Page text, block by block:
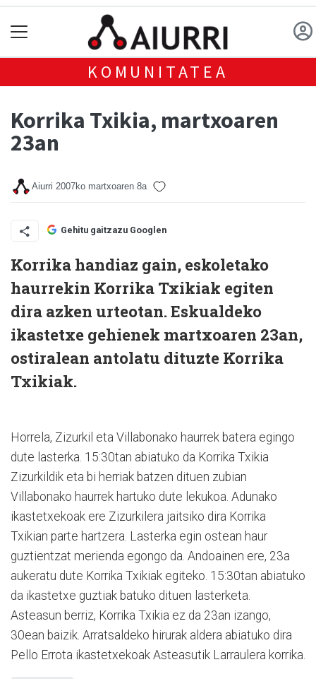
KOMUNITATEA
Korrika Txikia, martxoaren
23an
Aiurri 2007ko martxoaren 8a
Gehitu gaitzazu Googlen
Korrika handiaz gain, eskoletako
haurrekin Korrika Txikiak egiten
dira azken urteotan. Eskualdeko
ikastetxe gehienek martxoaren 23an,
ostiralean antolatu dituzte Korrika
Txikiak.
Horrela, Zizurkil eta Villabonako haurrek batera egingo
dute lasterka. 15:30tan abiatuko da Korrika Txikia
Zizurkildik eta bi herriak batzen dituen zubian
Villabonako haurrek hartuko dute lekukoa. Adunako
ikastetxekoak ere Zizurkilera jaitsiko dira Korrika
Txikian parte hartzera. Lasterka egin ostean haur
guztientzat merienda egongo da. Andoainen ere, 23a
aukeratu dute Korrika Txikiak egiteko. 15:30tan abiatuko
da ikastetxe guztiak batuko dituen lasterketa.
Asteasun berriz, Korrika Txikia ez da 23an izango,
30ean baizik. Arratsaldeko hirurak aldera abiatuko dira
Pello Errota ikastetxekoak Asteasutik Larraulera korrika.